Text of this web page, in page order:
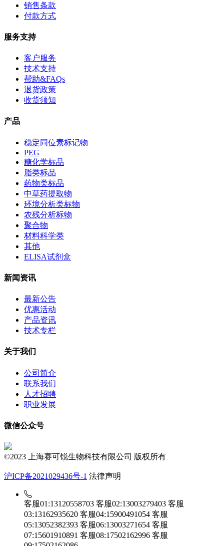
销售条款
付款方式
服务支持
客户服务
技术支持
帮助&FAQs
退货政策
收货须知
产品
稳定同位素标记物
PEG
糖化学标品
脂类标品
药物类标品
中草药提取物
环境分析类标物
农残分析标物
聚合物
材料科学类
其他
ELISA试剂盒
新闻资讯
最新公告
优惠活动
产品资讯
技术专栏
关于我们
公司简介
联系我们
人才招聘
职业发展
微信公众号
©2023 上海赛可锐生物科技有限公司 版权所有
沪ICP备2021029436号-1 法律声明
客服01:13120558703 客服02:13003279403 客服
03:13162935620 客服04:15900491054 客服
05:13052382393 客服06:13003271654 客服
07:15601910891 客服08:17502162996 客服